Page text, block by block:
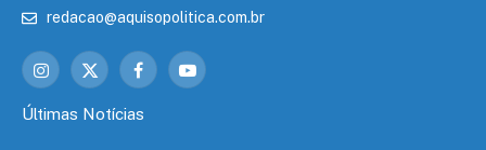
redacao@aquisopolitica.com.br
Instagram
X
FacebookYouTube
Últimas Notícias